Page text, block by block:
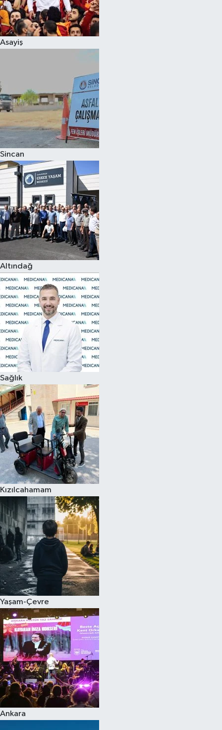
Asayiş
Sincan
Altındağ
Sağlık
Kızılcahamam
Yaşam-Çevre
Ankara
Spor
Eğitim
Hava Durumu
Kadın
Kim kimdir?
Kültür Sanat
Sağlık
Siyaset
Teknoloji
Televizyon
Yaşam-Çevre